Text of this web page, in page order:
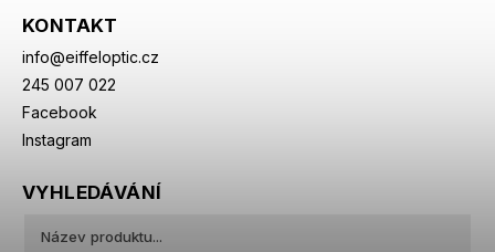
KONTAKT
info@eiffeloptic.cz
245 007 022
Facebook
Instagram
VYHLEDÁVÁNÍ